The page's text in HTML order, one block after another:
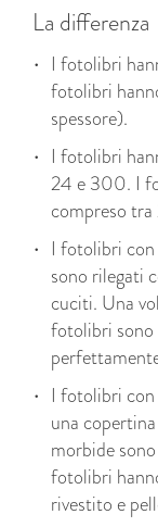
La differenza
I fotolibri
fotolibri
spessore).
I fotolibri
24 e 300. I
compreso
I fotolibri
sono rilegati
cuciti. Una
fotolibri sono
I fotolibri
una
morbide
fotolibri
rivestito e